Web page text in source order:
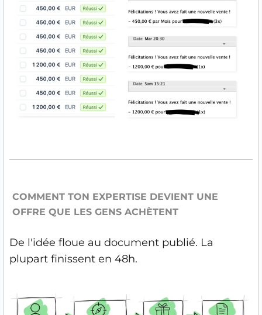
COMMENT TON EXPERTISE DEVIENT UNE
OFFRE QUE LES GENS ACHÈTENT
De l'idée floue au document publié. La
plupart finissent en 48h.